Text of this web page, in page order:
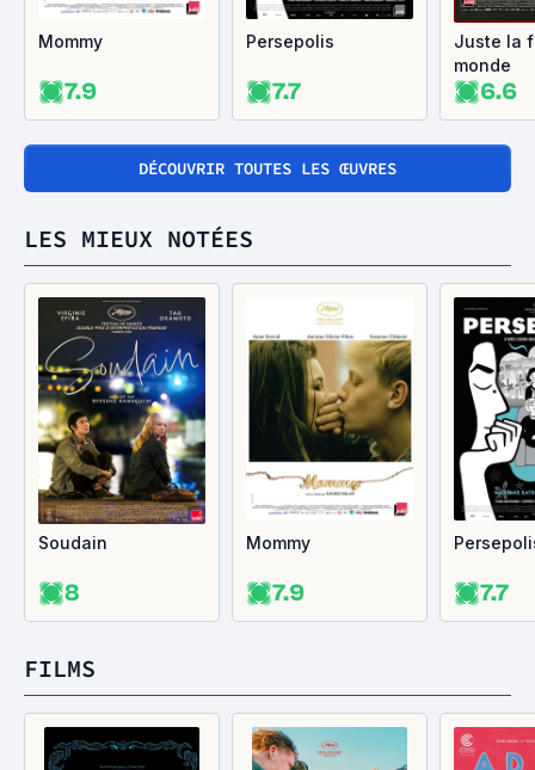
Mommy
7.9
Persepolis
7.7
Juste la
monde
6.6
DÉCOUVRIR TOUTES LES ŒUVRES
LES MIEUX NOTÉES
Soudain
8
Mommy
7.9 7.7
FILMS